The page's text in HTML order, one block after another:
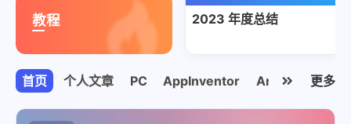
教程 2023 年度总结
首页 个人文章 PC AppInventor Arduino 学习
更多